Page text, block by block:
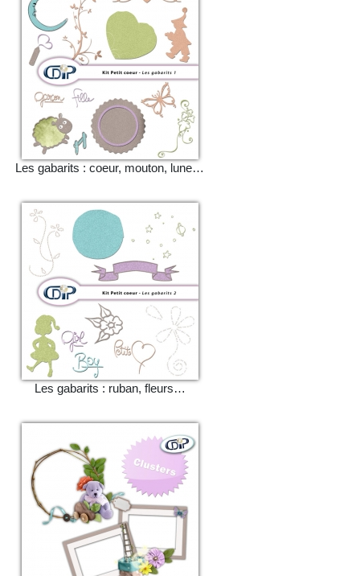
Les gabarits : coeur, mouton, lune…
Les gabarits : ruban, fleurs…